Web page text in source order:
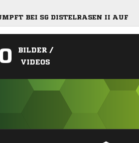
BEI SG DISTELRASEN II AUF
0
BILDER /
VIDEOS